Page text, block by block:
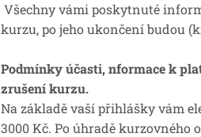
Všechny vámi poskytnuté
kurzu, po jeho ukončení budou
Podmínky účasti, nformace k
zrušení kurzu.
Na základě vaší přihlášky vám
3000 Kč. Po úhradě